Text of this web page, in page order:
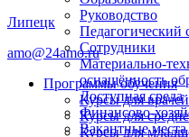
Руководство
Педагогический
Сотрудники
Материально-
оснащённость
Доступная среда
Финансово-
Вакантные
Липецк
amo@24amo.ru
Программы обучения
Курсы для врачей
Курсы для
Курсы для